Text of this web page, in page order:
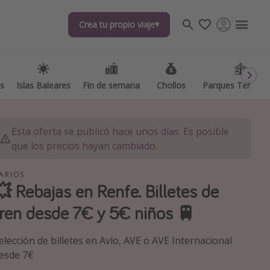
Crea tu propio viaje
Islas Baleares Fin de semana Chollos Parques
destinos
Esta oferta se publicó hace unos días. Es posible
que los precios hayan cambiado.
Rebajas en Renfe. Billetes de
desde 7€ y 5€ niños 🚆
de billetes en Avlo, AVE o AVE Internacional
7€